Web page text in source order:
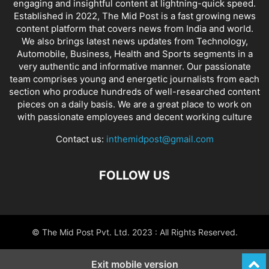
engaging and insightful content at lightning-quick speed.
Established in 2022, The Mid Post is a fast growing news
content platform that covers news from India and world.
We also brings latest news updates from Technology,
Automobile, Business, Health and Sports segments in a
very authentic and informative manner. Our passionate
team comprises young and energetic journalists from each
section who produce hundreds of well-researched content
pieces on a daily basis. We are a great place to work on
with passionate employees and decent working culture
Contact us: inthemidpost@gmail.com
FOLLOW US
© The Mid Post Pvt. Ltd. 2023 : All Rights Reserved.
Exit mobile version